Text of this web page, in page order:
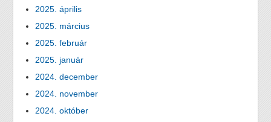
2025. április
2025. március
2025. február
2025. január
2024. december
2024. november
2024. október